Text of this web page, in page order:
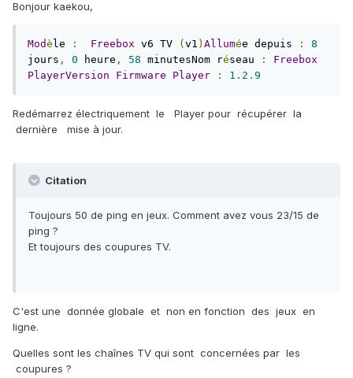
Bonjour kaekou,
Modè le : Freebox v6 TV ( v1 ) Allumée depuis :
8
jours , 0 heure , 58 minutesNom réseau :
Freebox
PlayerVersion
Firmware Player : 1.2 . 9
Redémarrez électriquement le Player pour récupérer la
dernière mise à jour.
Citation
Toujours 50 de ping en jeux. Comment avez vous 23/15 de
ping ?
Et toujours des coupures TV.
C'est une donnée globale et non en fonction des jeux en
ligne.
Quelles sont les chaînes TV qui sont concernées par les
coupures ?